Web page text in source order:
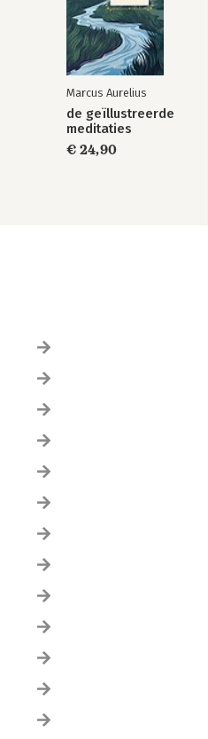
Marcus Aurelius
de geïllustreerde
meditaties
€ 24,90